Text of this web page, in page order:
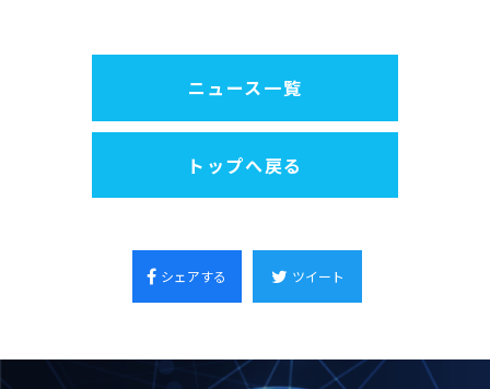
ニュース一覧
トップへ戻る
シェアする ツイート